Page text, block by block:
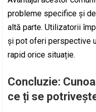
probleme specifice și
altă parte. Utilizatorii
și pot oferi perspective
rapid orice situație.
Concluzie:
ce ți se